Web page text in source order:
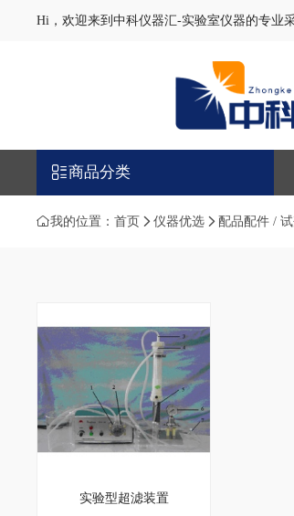
Hi，欢迎来到中科仪器汇-实验室仪器的专业
商品分类
我的位置：首页 仪器优选 配品配件 /
实验型超滤装置